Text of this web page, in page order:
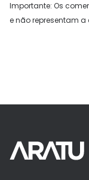
Importante: Os
e não representam a